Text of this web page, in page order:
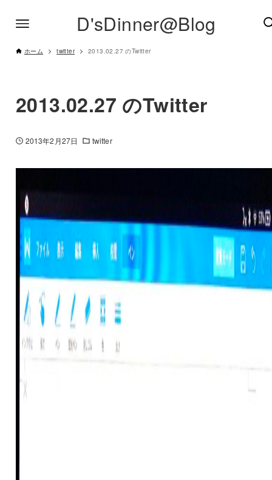
D'sDinner@Blog
ホーム twitter 2013.02.27 のTwitter
2013.02.27 のTwitter
2013年2月27日 twitter